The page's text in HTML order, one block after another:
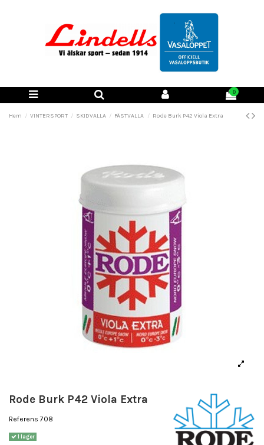
0
Hem VINTERSPORT SKIDVALLA FÄSTVALLA Rode Burk P42 Viola Extra
Rode Burk P42 Viola Extra
Referens 708
I lager